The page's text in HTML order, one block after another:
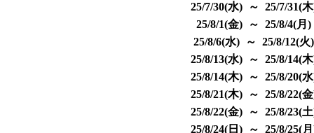
25/7/30(水) ～ 25/7/31(
25/8/1(金) ～ 25/8/4(
25/8/6(水) ～ 25/8/12(
25/8/13(水) ～ 25/8/14(
25/8/14(木) ～ 25/8/20(
25/8/21(木) ～ 25/8/22(
25/8/22(金) ～ 25/8/23(
25/8/24(日) ～ 25/8/25(